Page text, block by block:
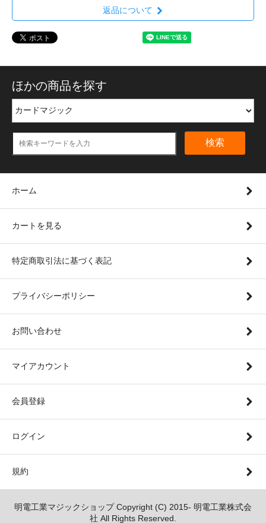
返品について
ほかの商品を探す
検索
ホーム
カートを見る
特定商取引法に基づく表記
プライバシーポリシー
お問い合わせ
マイアカウント
会員登録
ログイン
規約
明電工業マジックショップ Copyright (C) 2015- 明電工業株式会
社 All Rights Reserved.